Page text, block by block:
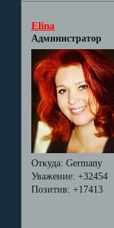
Elina
Администратор
Откуда: Germany
Уважение: +32454
Позитив: +17413